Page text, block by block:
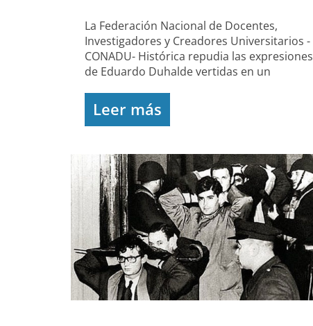
La Federación Nacional de Docentes,
Investigadores y Creadores Universitarios -
CONADU- Histórica repudia las expresiones
de Eduardo Duhalde vertidas en un
Leer más